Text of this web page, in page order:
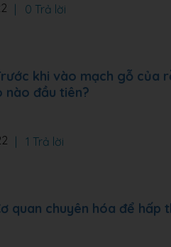
0 Trả lời
khi vào mạch gỗ của
nào đầu tiên?
1 Trả lời
quan chuyên hóa để hấp